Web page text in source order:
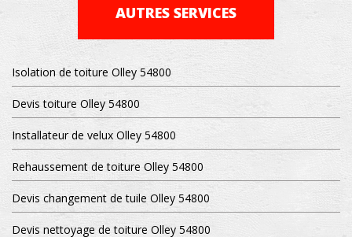
AUTRES SERVICES
Isolation de toiture Olley 54800
Devis toiture Olley 54800
Installateur de velux Olley 54800
Rehaussement de toiture Olley 54800
Devis changement de tuile Olley 54800
Devis nettoyage de toiture Olley 54800